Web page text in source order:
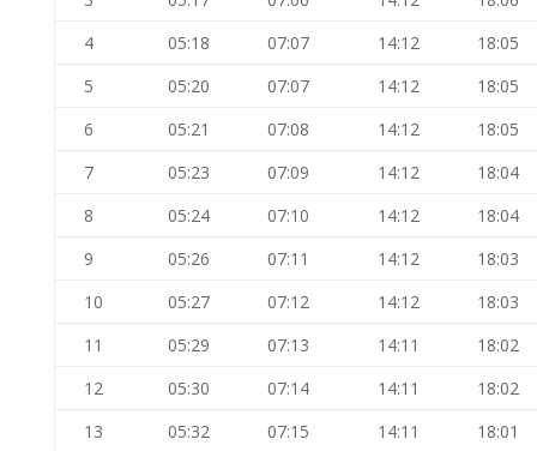
4
05:18 07:07 14:12
18:05
5
05:20 07:07 14:12
18:05
6
05:21 07:08 14:12
18:05
7
05:23 07:09 14:12
18:04
8
05:24 07:10 14:12
18:04
9
05:26 07:11 14:12
18:03
10
05:27 07:12 14:12
18:03
11
05:29 07:13 14:11
18:02
12
05:30 07:14 14:11
18:02
13
05:32 07:15 14:11
18:01